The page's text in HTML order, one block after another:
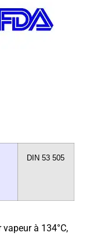
DIN 53 505
à 134°C,